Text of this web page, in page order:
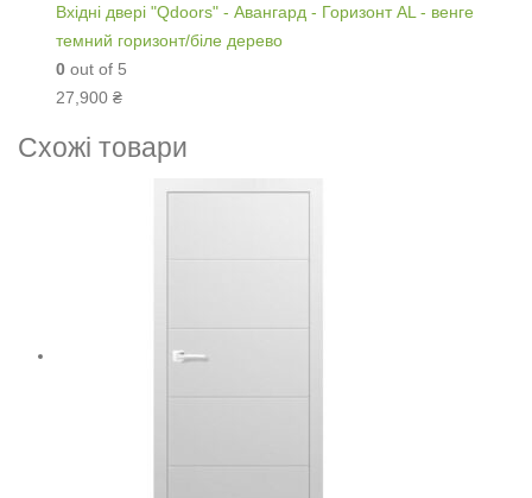
Вхідні двері "Qdoors" - Авангард - Горизонт AL - венге
темний горизонт/біле дерево
0 out of 5
27,900 ₴
Схожі товари